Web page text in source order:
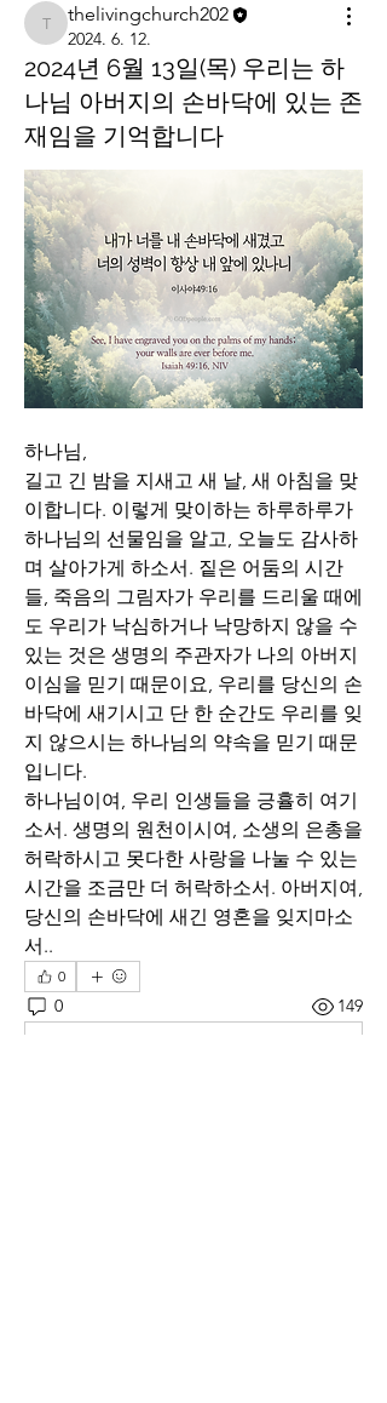
thelivingchurch202
thelivingchurch202
2024. 6. 12.
2024년 6월 13일(목) 우리는 하
나님 아버지의 손바닥에 있는 존
재임을 기억합니다
하나님,
길고 긴 밤을 지새고 새 날, 새 아침을 맞
이합니다. 이렇게 맞이하는 하루하루가
하나님의 선물임을 알고, 오늘도 감사하
며 살아가게 하소서. 짙은 어둠의 시간
들, 죽음의 그림자가 우리를 드리울 때에
도 우리가 낙심하거나 낙망하지 않을 수
있는 것은 생명의 주관자가 나의 아버지
이심을 믿기 때문이요, 우리를 당신의 손
바닥에 새기시고 단 한 순간도 우리를 잊
지 않으시는 하나님의 약속을 믿기 때문
입니다.
하나님이여, 우리 인생들을 긍휼히 여기
소서. 생명의 원천이시여, 소생의 은총을
허락하시고 못다한 사랑을 나눌 수 있는
시간을 조금만 더 허락하소서. 아버지여,
당신의 손바닥에 새긴 영혼을 잊지마소
서..
0
0 149